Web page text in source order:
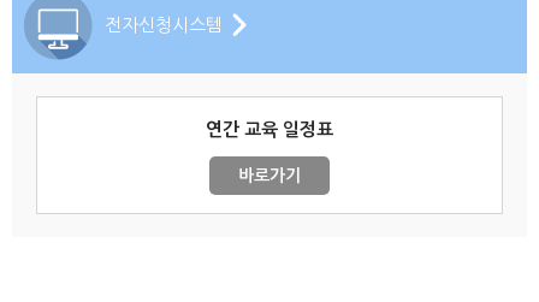
전자신청시스템
연간 교육 일정표
바로가기